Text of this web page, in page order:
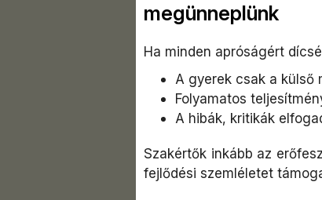
megünneplünk
Ha minden apróságért
A gyerek csak a külső
Folyamatos
A hibák, kritikák
Szakértők inkább az
fejlődési szemléletet